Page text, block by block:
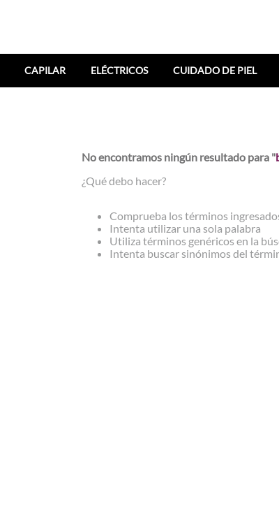
CAPILAR ELÉCTRICOS CUIDADO DE PIEL
No encontramos ningún resultado para "
¿Qué debo hacer?
Comprueba los términos
Intenta utilizar una sola palabra
Utiliza términos genéricos en la
Intenta buscar sinónimos del